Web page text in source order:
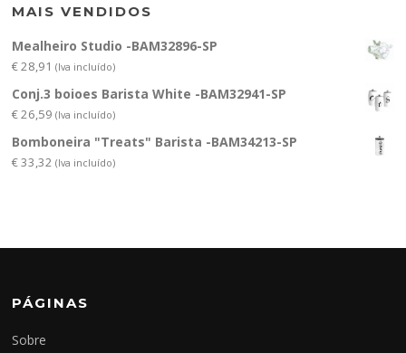
MAIS VENDIDOS
Mealheiro Studio -BAM32896-SP
€28,91 (Iva incluído)
Conj.3 boioes Barista White -BAM32941-SP
€26,59 (Iva incluído)
Bomboneira "Treats" Barista -BAM34213-SP
€33,32 (Iva incluído)
PÁGINAS
Sobre